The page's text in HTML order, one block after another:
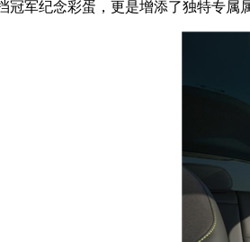
军纪念彩蛋，更是增添了独特专属